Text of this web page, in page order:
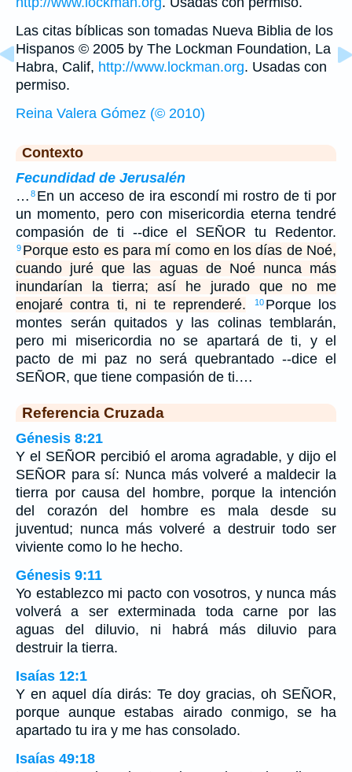
Las citas bíblicas son tomadas Nueva Biblia de los
Hispanos © 2005 by The Lockman Foundation, La
Habra, Calif, http://www.lockman.org. Usadas con
permiso.
Reina Valera Gómez (© 2010)
Contexto
Fecundidad de Jerusalén
… 8 En un acceso de ira escondí mi rostro de ti por
un momento, pero con misericordia eterna tendré
compasión de ti --dice el SEÑOR tu Redentor.
9 Porque esto es para mí como en los días de Noé,
cuando juré que las aguas de Noé nunca más
inundarían la tierra; así he jurado que no me
enojaré contra ti, ni te reprenderé.
10 Porque los
montes serán quitados y las colinas temblarán,
pero mi misericordia no se apartará de ti, y el
pacto de mi paz no será quebrantado --dice el
SEÑOR, que tiene compasión de ti.…
Referencia Cruzada
Génesis 8:21
Y el SEÑOR percibió el aroma agradable, y dijo el
SEÑOR para sí: Nunca más volveré a maldecir la
tierra por causa del hombre, porque la intención
del corazón del hombre es mala desde su
juventud; nunca más volveré a destruir todo ser
viviente como lo he hecho.
Génesis 9:11
Yo establezco mi pacto con vosotros, y nunca más
volverá a ser exterminada toda carne por las
aguas del diluvio, ni habrá más diluvio para
destruir la tierra.
Isaías 12:1
Y en aquel día dirás: Te doy gracias, oh SEÑOR,
porque aunque estabas airado conmigo, se ha
apartado tu ira y me has consolado.
Isaías 49:18